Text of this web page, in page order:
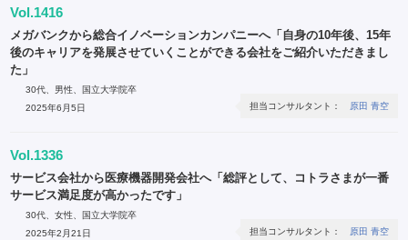
Vol.1416
メガバンクから総合イノベーションカンパニーへ「自身の10年後、15年
後のキャリアを発展させていくことができる会社をご紹介いただきまし
た」
30代、男性、国立大学院卒
2025年6月5日
担当コンサルタント： 原田 青空
Vol.1336
サービス会社から医療機器開発会社へ「総評として、コトラさまが一番
サービス満足度が高かったです」
30代、女性、国立大学院卒
2025年2月21日
担当コンサルタント： 原田 青空